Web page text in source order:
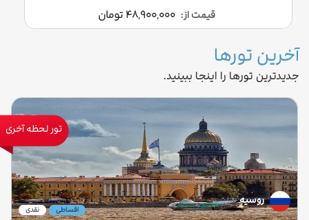
قیمت از: 48,900,000 تومان
آخرین تورها
جدیدترین تورها را اینجا ببینید.
تور لحظه آخری
روسیه
نقدی اقساطی